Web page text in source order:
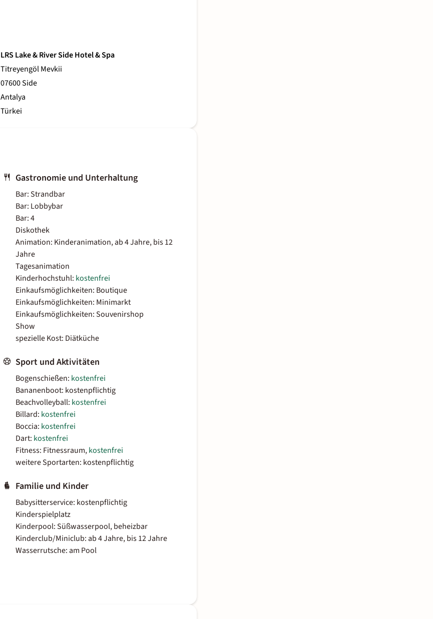
LRS Lake & River Side Hotel & Spa
Titreyengöl Mevkii
07600 Side
Antalya
Türkei
Gastronomie und Unterhaltung
Bar: Strandbar
Bar: Lobbybar
Bar: 4
Diskothek
Animation: Kinderanimation, ab 4 Jahre, bis 12
Jahre
Tagesanimation
Kinderhochstuhl: kostenfrei
Einkaufsmöglichkeiten: Boutique
Einkaufsmöglichkeiten: Minimarkt
Einkaufsmöglichkeiten: Souvenirshop
Show
spezielle Kost: Diätküche
Sport und Aktivitäten
Bogenschießen: kostenfrei
Bananenboot: kostenpflichtig
Beachvolleyball: kostenfrei
Billard: kostenfrei
Boccia: kostenfrei
Dart: kostenfrei
Fitness: Fitnessraum,kostenfrei
weitere Sportarten: kostenpflichtig
Familie und Kinder
Babysitterservice: kostenpflichtig
Kinderspielplatz
Kinderpool: Süßwasserpool, beheizbar
Kinderclub/Miniclub: ab 4 Jahre, bis 12 Jahre
Wasserrutsche: am Pool